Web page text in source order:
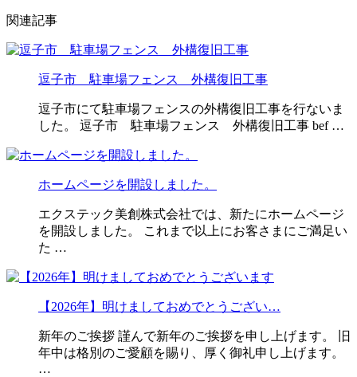
関連記事
逗子市 駐車場フェンス 外構復旧工事
逗子市にて駐車場フェンスの外構復旧工事を行ないま
した。 逗子市 駐車場フェンス 外構復旧工事 bef …
ホームページを開設しました。
エクステック美創株式会社では、新たにホームページ
を開設しました。 これまで以上にお客さまにご満足い
た …
【2026年】明けましておめでとうござい…
新年のご挨拶 謹んで新年のご挨拶を申し上げます。 旧
年中は格別のご愛顧を賜り、厚く御礼申し上げます。
…